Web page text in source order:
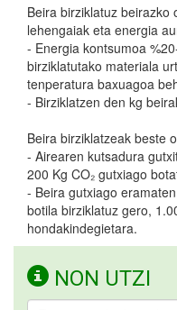
Beira birziklatuz beirazko
lehengaiak eta energia
- Energia kontsumoa
birziklatutako materiala
tenperatura baxuagoa
- Birziklatzen den kg
Beira birziklatzeak beste
- Airearen kutsadura
200 Kg CO₂ gutxiago
- Beira gutxiago
botila birziklatuz gero,
hondakindegietara.
NON UTZI